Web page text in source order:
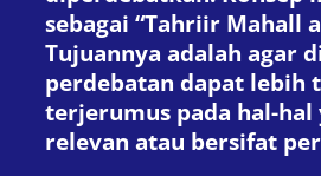
sebagai “Tahriir Mahall
Tujuannya adalah agar
perdebatan dapat lebih
terjerumus pada hal-hal
relevan atau bersifat